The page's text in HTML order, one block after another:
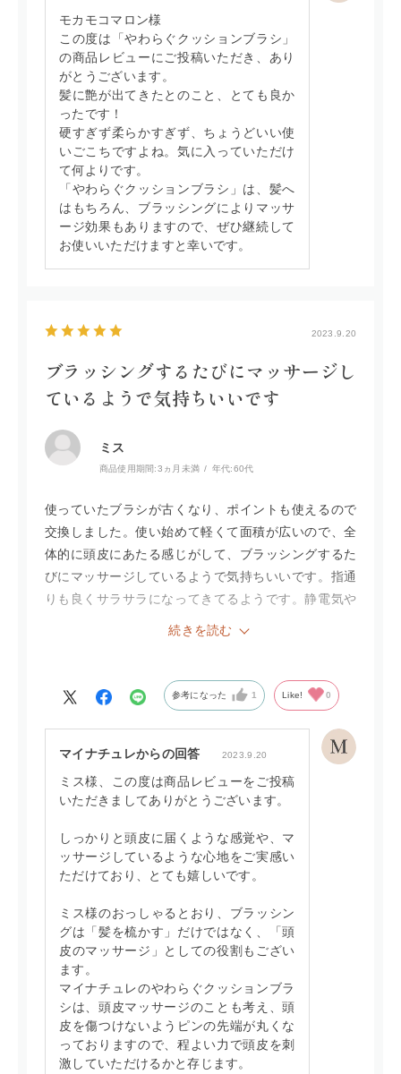
モカモコマロン様
この度は「やわらぐクッションブラシ」
の商品レビューにご投稿いただき、あり
がとうございます。
髪に艶が出てきたとのこと、とても良か
ったです！
硬すぎず柔らかすぎず、ちょうどいい使
いごこちですよね。気に入っていただけ
て何よりです。
「やわらぐクッションブラシ」は、髪へ
はもちろん、ブラッシングによりマッサ
ージ効果もありますので、ぜひ継続して
お使いいただけますと幸いです。
2023.9.20
ブラッシングするたびにマッサージし
ているようで気持ちいいです
ミス
商品使用期間:3ヵ月未満 年代:60代
使っていたブラシが古くなり、ポイントも使えるので
交換しました。使い始めて軽くて面積が広いので、全
体的に頭皮にあたる感じがして、ブラッシングするた
びにマッサージしているようで気持ちいいです。指通
りも良くサラサラになってきてるようです。静電気や
摩擦から守るという事なので、朝晩と続けて使いたい
続きを読む
参考になった 1 Like! 0
マイナチュレからの回答 2023.9.20
ミス様、この度は商品レビューをご投稿
いただきましてありがとうございます。
しっかりと頭皮に届くような感覚や、マ
ッサージしているような心地をご実感い
ただけており、とても嬉しいです。
ミス様のおっしゃるとおり、ブラッシン
グは「髪を梳かす」だけではなく、「頭
皮のマッサージ」としての役割もござい
ます。
マイナチュレのやわらぐクッションブラ
シは、頭皮マッサージのことも考え、頭
皮を傷つけないようピンの先端が丸くな
っておりますので、程よい力で頭皮を刺
激していただけるかと存じます。